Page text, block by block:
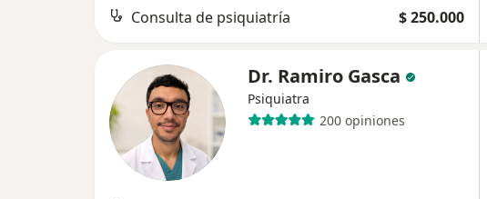
Consulta de psiquiatría $ 250.000
Dr. Ramiro Gasca
Psiquiatra
200 opiniones